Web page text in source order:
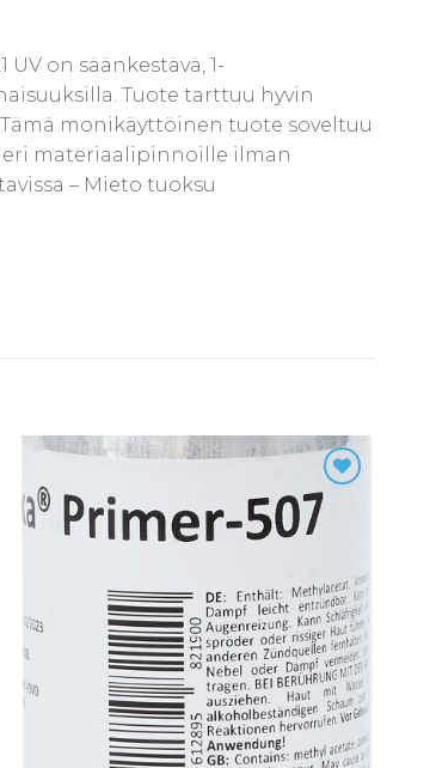
UV on säänkestävä, 1-
Tuote tarttuu hyvin
monikäyttöinen tuote soveltuu
eri materiaalipinnoille ilman
– Mieto tuoksu